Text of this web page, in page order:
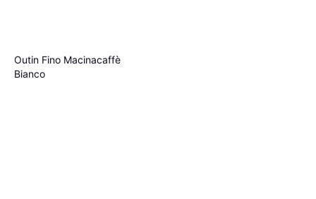
Outin Fino Macinacaffè
Bianco